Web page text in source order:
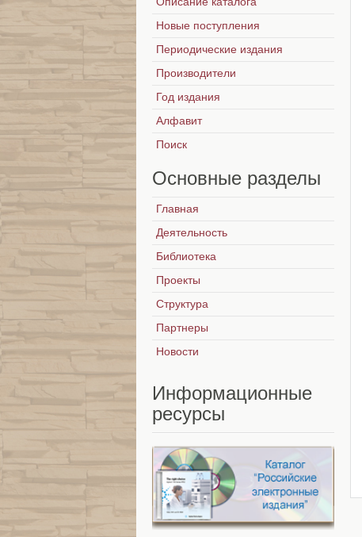
Новые поступления
Периодические издания
Производители
Год издания
Алфавит
Поиск
Основные разделы
Главная
Деятельность
Библиотека
Проекты
Структура
Партнеры
Новости
Информационные
ресурсы